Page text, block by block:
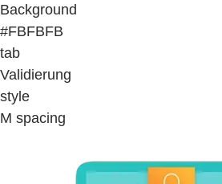
Background
#FBFBFB
tab
Validierung
style
M spacing